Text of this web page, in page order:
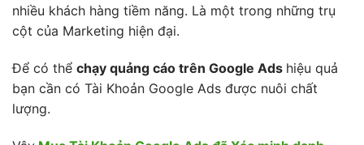
nhiều khách hàng tiềm năng. Là một trong những trụ
cột của Marketing hiện đại.
Để có thể chạy quảng cáo trên Google Ads hiệu quả
bạn cần có Tài Khoản Google Ads được nuôi chất
lượng.